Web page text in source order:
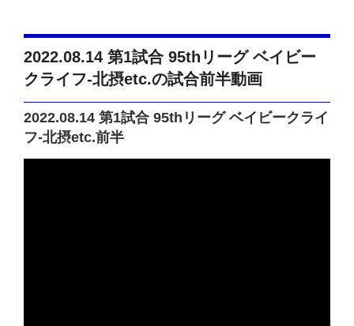
2022.08.14 第1試合 95thリーグ ベイビー
クライフ-北摂etc.の試合前半動画
2022.08.14 第1試合 95thリーグ ベイビークライ
フ-北摂etc.前半